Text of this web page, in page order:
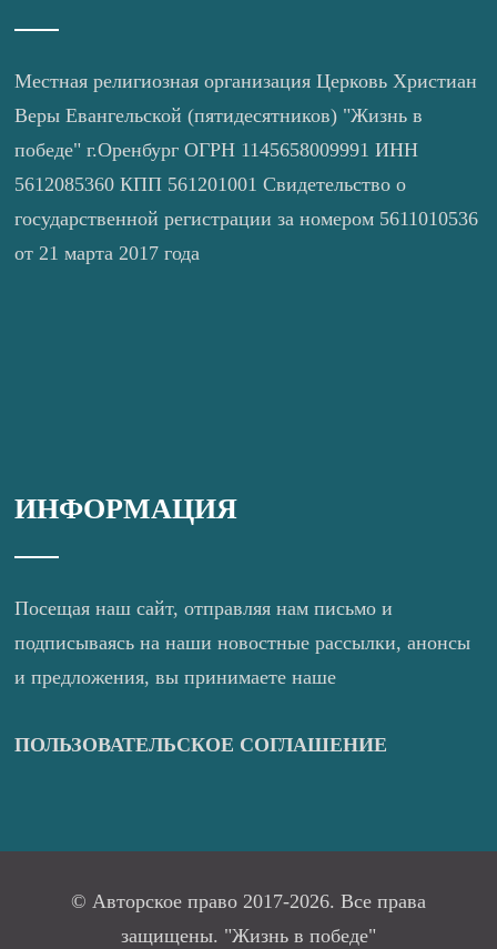
Местная религиозная организация Церковь Христиан
Веры Евангельской (пятидесятников) "Жизнь в
победе" г.Оренбург ОГРН 1145658009991 ИНН
5612085360 КПП 561201001 Свидетельство о
государственной регистрации за номером 5611010536
от 21 марта 2017 года
ИНФОРМАЦИЯ
Посещая наш сайт, отправляя нам письмо и
подписываясь на наши новостные рассылки, анонсы
и предложения, вы принимаете наше
ПОЛЬЗОВАТЕЛЬСКОЕ СОГЛАШЕНИЕ
© Авторское право 2017-2026. Все права
защищены. "Жизнь в победе"